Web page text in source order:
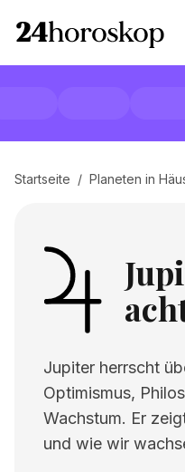
Startseite / Planeten in
Jupiter herrscht
Optimismus,
Wachstum. Er
und wie wir